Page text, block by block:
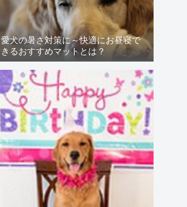
愛犬の暑さ対策に～快適にお昼寝で
きるおすすめマットとは？